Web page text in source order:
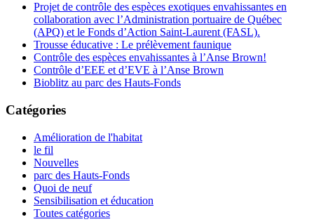
Projet de contrôle des espèces exotiques envahissantes en
collaboration avec l’Administration portuaire de Québec
(APQ) et le Fonds d’Action Saint-Laurent (FASL).
Trousse éducative : Le prélèvement faunique
Contrôle des espèces envahissantes à l’Anse Brown!
Contrôle d’EEE et d’EVE à l’Anse Brown
Bioblitz au parc des Hauts-Fonds
Catégories
Amélioration de l'habitat
le fil
Nouvelles
parc des Hauts-Fonds
Quoi de neuf
Sensibilisation et éducation
Toutes catégories